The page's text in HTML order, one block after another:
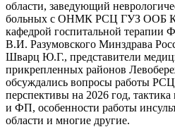
области, заведующий
больных с ОНМК РСЦ ГУЗ ООБ
кафедрой госпитальной
В.И. Разумовского Минздрава
Шварц Ю.Г., представители
прикрепленных районов
обсуждались вопросы работы
перспективы на 2026 год,
и ФП, особенности работы
области и многие другие.